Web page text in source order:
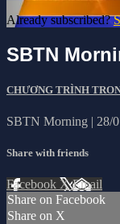
Already subscribed?
SBTN
CHƯƠNG TRÌNH
SBTN Morning | 28/
Share with friends
Facebook XEmail
Share on Facebook
Share on X